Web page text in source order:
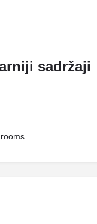
sadržaji